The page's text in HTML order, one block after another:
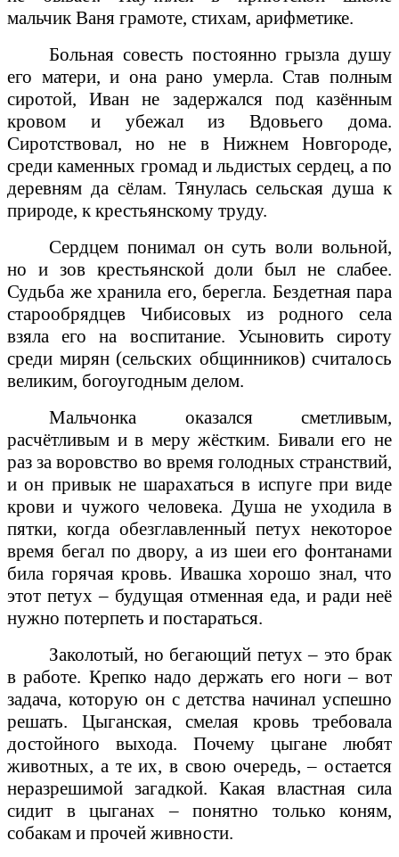
мальчик Ваня грамоте, стихам, арифметике.
Больная совесть постоянно грызла душу
его матери, и она рано умерла. Став полным
сиротой, Иван не задержался под казённым
кровом и убежал из Вдовьего дома.
Сиротствовал, но не в Нижнем Новгороде,
среди каменных громад и льдистых сердец, а по
деревням да сёлам. Тянулась сельская душа к
природе, к крестьянскому труду.
Сердцем понимал он суть воли вольной,
но и зов крестьянской доли был не слабее.
Судьба же хранила его, берегла. Бездетная пара
старообрядцев Чибисовых из родного села
взяла его на воспитание. Усыновить сироту
среди мирян (сельских общинников) считалось
великим, богоугодным делом.
Мальчонка оказался сметливым,
расчётливым и в меру жёстким. Бивали его не
раз за воровство во время голодных странствий,
и он привык не шарахаться в испуге при виде
крови и чужого человека. Душа не уходила в
пятки, когда обезглавленный петух некоторое
время бегал по двору, а из шеи его фонтанами
била горячая кровь. Ивашка хорошо знал, что
этот петух – будущая отменная еда, и ради неё
нужно потерпеть и постараться.
Заколотый, но бегающий петух – это брак
в работе. Крепко надо держать его ноги – вот
задача, которую он с детства начинал успешно
решать. Цыганская, смелая кровь требовала
достойного выхода. Почему цыгане любят
животных, а те их, в свою очередь, – остается
неразрешимой загадкой. Какая властная сила
сидит в цыганах – понятно только коням,
собакам и прочей живности.